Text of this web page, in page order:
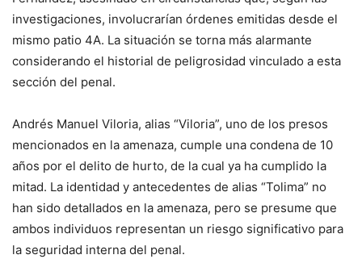
investigaciones, involucrarían órdenes emitidas desde el
mismo patio 4A. La situación se torna más alarmante
considerando el historial de peligrosidad vinculado a esta
sección del penal.
Andrés Manuel Viloria, alias “Viloria”, uno de los presos
mencionados en la amenaza, cumple una condena de 10
años por el delito de hurto, de la cual ya ha cumplido la
mitad. La identidad y antecedentes de alias “Tolima” no
han sido detallados en la amenaza, pero se presume que
ambos individuos representan un riesgo significativo para
la seguridad interna del penal.